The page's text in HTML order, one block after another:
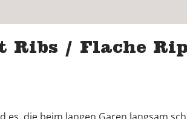
/ Flache